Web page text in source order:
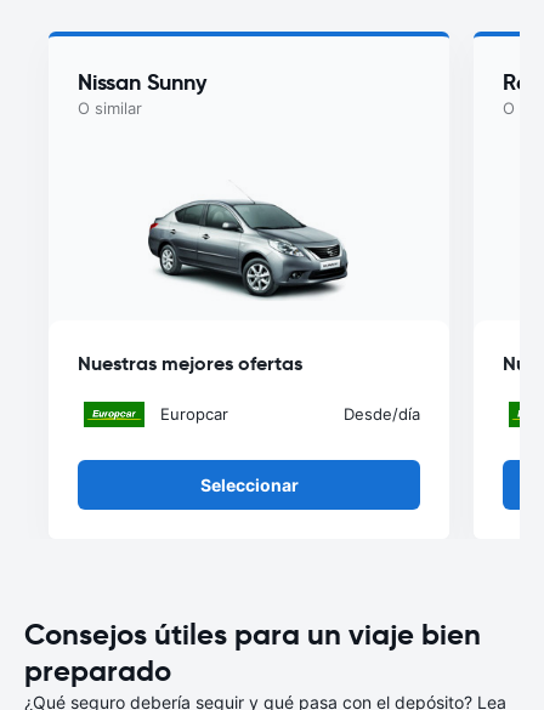
Nissan Sunny
O similar
Nuestras mejores ofertas
Europcar Desde/día
Seleccionar
O
Consejos útiles para un viaje bien
preparado
¿Qué seguro debería seguir y qué pasa con el depósito? Lea